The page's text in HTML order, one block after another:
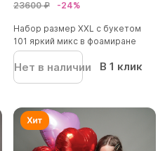
23600 ₽ -24%
Набор размер XXL с букетом
101 яркий микс в фоамиране
Нет в наличии В 1 клик